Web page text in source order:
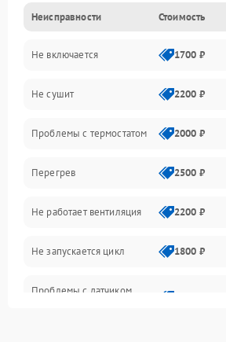
Нагрев
Механические повреждения
Оптика
Программное обеспечение
Датчики
Безопасность
Неисправности Стоимость
Не включается 1700 ₽
Не сушит 2200 ₽
Проблемы с термостатом 2000 ₽
Перегрев 2500 ₽
Не работает вентиляция 2200 ₽
Не запускается цикл 1800 ₽
Проблемы с датчиком